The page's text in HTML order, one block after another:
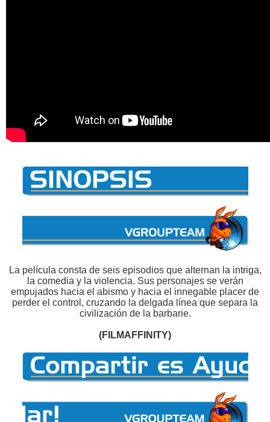
La película consta de seis episodios que alternan la intriga,
la comedia y la violencia. Sus personajes se verán
empujados hacia el abismo y hacia el innegable placer de
perder el control, cruzando la delgada línea que separa la
civilización de la barbarie.
(FILMAFFINITY)